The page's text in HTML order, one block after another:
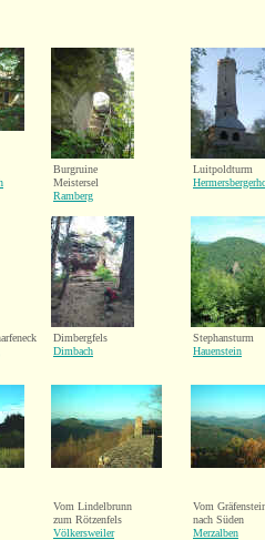
Burgruine
Meistersel
Ramberg
Luitpoldturm
Dimbergfels
Dimbach
Stephansturm
Hauenstein
Vom Lindelbrunn
zum Rötzenfels
Völkersweiler
Vom
nach Süden
Merzalben